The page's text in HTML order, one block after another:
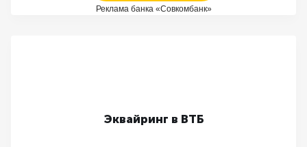
Реклама банка «Совкомбанк»
Эквайринг в ВТБ